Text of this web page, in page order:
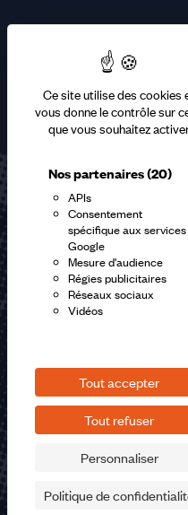
Ce site utilise des cookies
vous donne le contrôle sur
que vous souhaitez
Nos partenaires(20)
APIs
Consentement
spécifique aux services
Google
Mesure d'audience
Régies publicitaires
Réseaux sociaux
Vidéos
Tout accepter
Tout refuser
Personnaliser
Politique de
sur
accessibles